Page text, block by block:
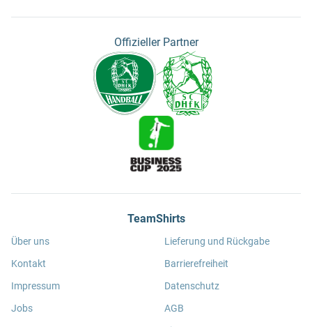
Offizieller Partner
TeamShirts
Über uns
Kontakt
Impressum
Jobs
Lieferung und Rückgabe
Barrierefreiheit
Datenschutz
AGB